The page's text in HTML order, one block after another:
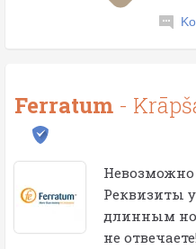
Ferratum -
Невозможно
Реквизиты
длинным
не